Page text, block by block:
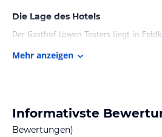
Die Lage des Hotels
Der Gasthof Löwen Tosters liegt in
verschiedener Sehenswürdigkeiten wie
Altenrhein, der 37 km vom Hotel
Mehr anzeigen
Informativste
Bewertungen)